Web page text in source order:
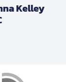
Kelley